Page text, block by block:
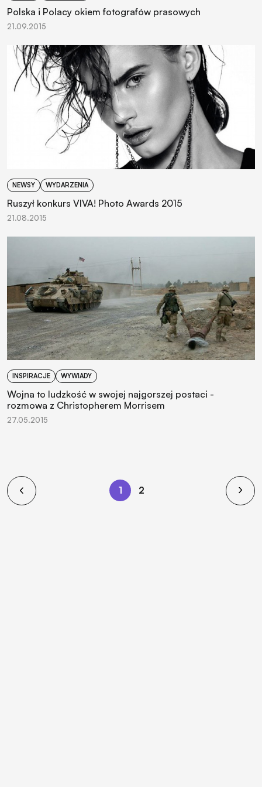
Polska i Polacy okiem fotografów prasowych
21.09.2015
NEWSY WYDARZENIA
Ruszył konkurs VIVA! Photo Awards 2015
21.08.2015
INSPIRACJE WYWIADY
Wojna to ludzkość w swojej najgorszej postaci -
rozmowa z Christopherem Morrisem
27.05.2015
1 2